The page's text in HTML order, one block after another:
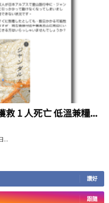
救 1 人死亡 低溫兼糧...
...
讚好
跟隨